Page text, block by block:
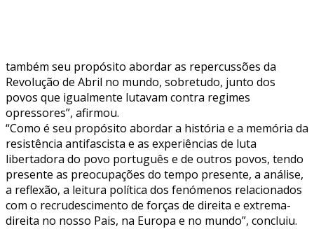
também seu propósito abordar as repercussões da
Revolução de Abril no mundo, sobretudo, junto dos
povos que igualmente lutavam contra regimes
opressores”, afirmou.
“Como é seu propósito abordar a história e a memória da
resistência antifascista e as experiências de luta
libertadora do povo português e de outros povos, tendo
presente as preocupações do tempo presente, a análise,
a reflexão, a leitura política dos fenómenos relacionados
com o recrudescimento de forças de direita e extrema-
direita no nosso Pais, na Europa e no mundo”, concluiu.